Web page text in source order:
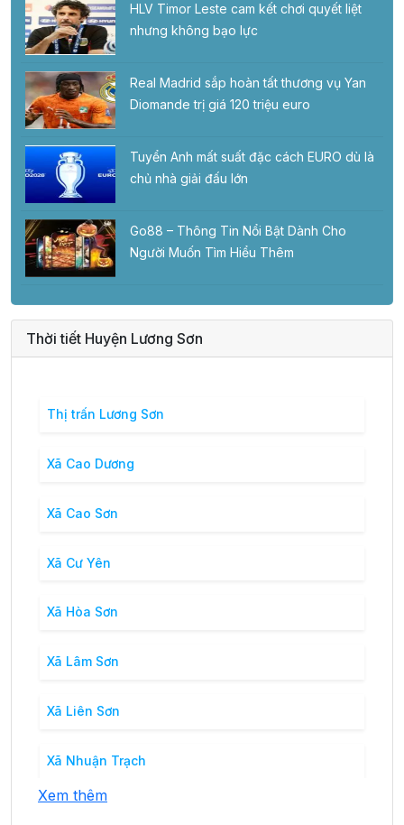
HLV Timor Leste cam kết chơi quyết liệt
nhưng không bạo lực
Real Madrid sắp hoàn tất thương vụ Yan
Diomande trị giá 120 triệu euro
Tuyển Anh mất suất đặc cách EURO dù là
chủ nhà giải đấu lớn
Go88 – Thông Tin Nổi Bật Dành Cho
Người Muốn Tìm Hiểu Thêm
Thời tiết Huyện Lương Sơn
Thị trấn Lương Sơn
Xã Cao Dương
Xã Cao Sơn
Xã Cư Yên
Xã Hòa Sơn
Xã Lâm Sơn
Xã Liên Sơn
Xã Nhuận Trạch
Xem thêm